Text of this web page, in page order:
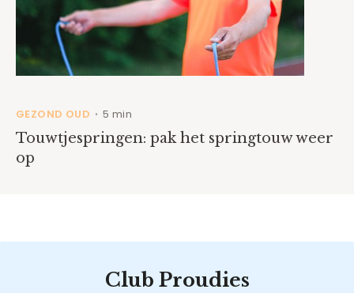
GEZOND OUD • 5 min
Touwtjespringen: pak het springtouw weer
op
Club Proudies